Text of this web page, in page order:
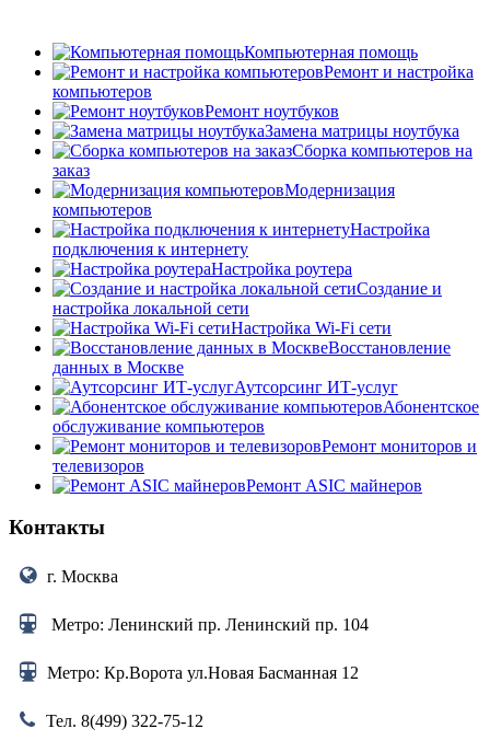
Компьютерная помощь
Ремонт и настройка
компьютеров
Ремонт ноутбуков
Замена матрицы ноутбука
Сборка компьютеров на
заказ
Модернизация
компьютеров
Настройка
подключения к интернету
Настройка роутера
Создание и
настройка локальной сети
Настройка Wi-Fi сети
Восстановление
данных в Москве
Аутсорсинг ИТ-услуг
Абонентское
обслуживание компьютеров
Ремонт мониторов и
телевизоров
Ремонт ASIC майнеров
Контакты
г. Москва
Метро: Ленинский пр. Ленинский пр. 104
Метро: Кр.Ворота ул.Новая Басманная 12
Тел. 8(499) 322-75-12